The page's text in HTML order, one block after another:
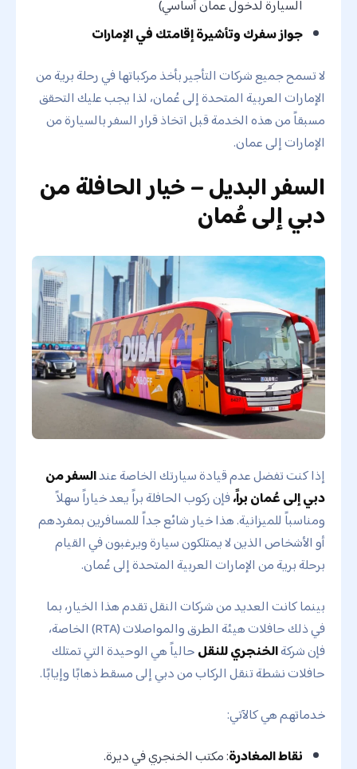
السيارة لدخول عمان أساسي)
جواز سفرك وتأشيرة إقامتك في الإمارات
لا تسمح جميع شركات التأجير بأخذ مركباتها في رحلة برية من
الإمارات العربية المتحدة إلى عُمان، لذا يجب عليك التحقق
مسبقاً من هذه الخدمة قبل اتخاذ قرار السفر بالسيارة من
الإمارات إلى عمان.
السفر البديل – خيار الحافلة من
دبي إلى عُمان
إذا كنت تفضل عدم قيادة سيارتك الخاصة عندالسفر من
دبي إلى عُمان براً،فإن ركوب الحافلة براً يعد خياراً سهلاً
ومناسباً للميزانية. هذا خيار شائع جداً للمسافرين بمفردهم
أو الأشخاص الذين لا يمتلكون سيارة ويرغبون في القيام
برحلة برية من الإمارات العربية المتحدة إلى عُمان.
بينما كانت العديد من شركات النقل تقدم هذا الخيار، بما
في ذلك حافلات هيئة الطرق والمواصلات (RTA) الخاصة،
فإن شركةالخنجري للنقلحالياً هي الوحيدة التي تمتلك
حافلات نشطة تنقل الركاب من دبي إلى مسقط ذهابًا وإيابًا.
خدماتهم هي كالآتي:
نقاط المغادرة: مكتب الخنجري في ديرة.